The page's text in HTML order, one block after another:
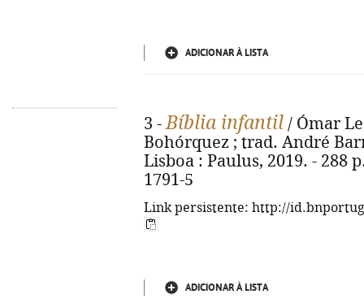
ADICIONAR À LISTA
3 -Bíblia infantil / Ómar
Bohórquez ; trad. André
Lisboa : Paulus, 2019. - 288
1791-5
Link persistente: http://
ADICIONAR À LISTA